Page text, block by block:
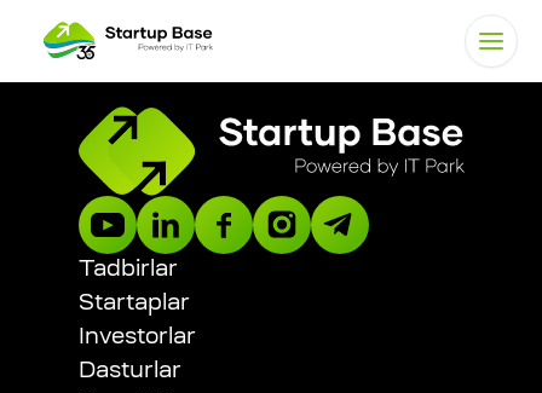
Tadbirlar
Startaplar
Investorlar
Dasturlar